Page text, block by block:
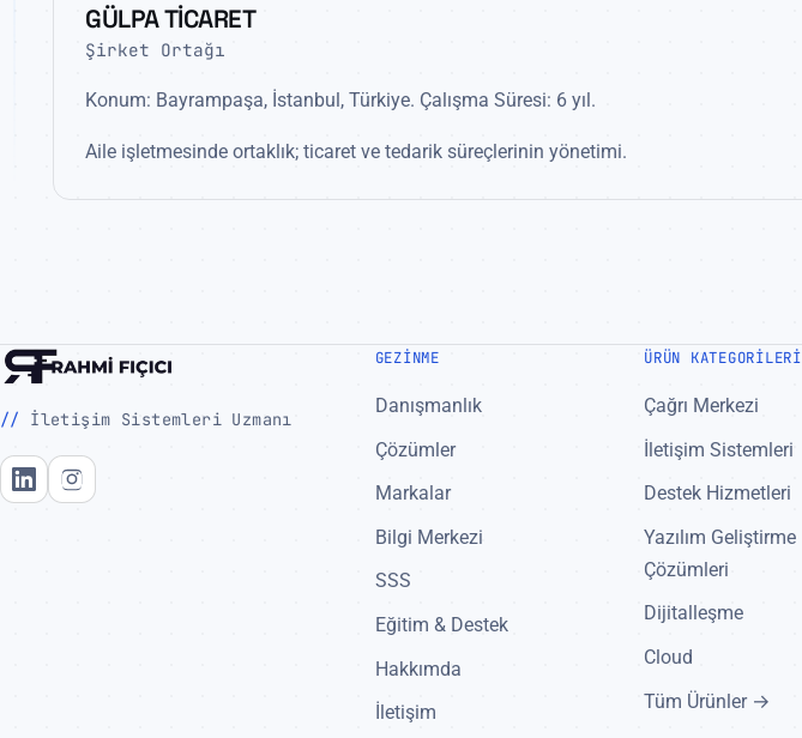
GÜLPA TİCARET
Şirket Ortağı
Konum: Bayrampaşa, İstanbul, Türkiye. Çalışma Süresi: 6 yıl.
Aile işletmesinde ortaklık; ticaret ve tedarik süreçlerinin yönetimi.
İletişim Sistemleri Uzmanı
LinkedInInstagram
GEZINME
Danışmanlık
Çözümler
Markalar
Bilgi Merkezi
SSS
Eğitim & Destek
Hakkımda
İletişim
ÜRÜN KATEGORILERI
Çağrı Merkezi
İletişim Sistemleri
Destek Hizmetleri
Yazılım Geliştirme
Çözümleri
Dijitalleşme
Cloud
Tüm Ürünler →